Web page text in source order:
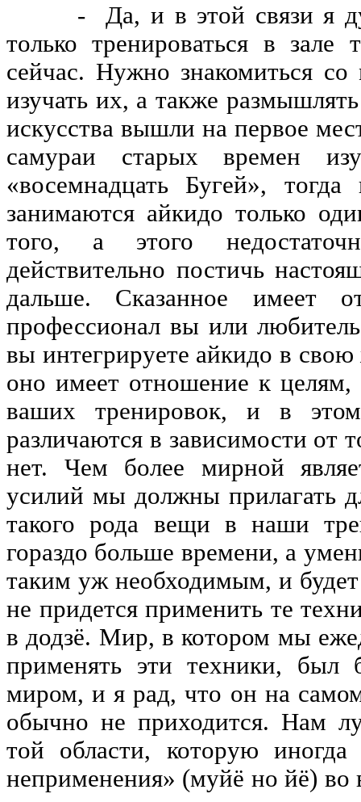
- Да, и в этой связи я
только тренироваться в
сейчас. Нужно знакомиться
изучать их, а также
искусства вышли на первое
самураи старых времен
«восемнадцать Бугей»,
занимаются айкидо только
того, а этого
действительно постичь
дальше. Сказанное имеет
профессионал вы или
вы интегрируете айкидо в
оно имеет отношение к целям,
ваших тренировок, и в
различаются в зависимости от
нет. Чем более мирной
усилий мы должны прилагать
такого рода вещи в наши
гораздо больше времени, а
таким уж необходимым, и
не придется применить те
в додзё. Мир, в котором мы
применять эти техники, был
миром, и я рад, что он на
обычно не приходится. Нам
той области, которую
неприменения» (муйё но йё) во